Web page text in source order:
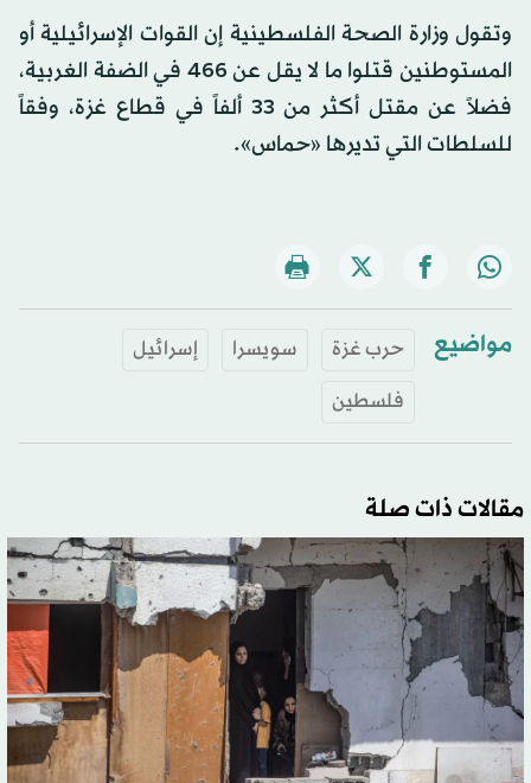
وتقول وزارة الصحة الفلسطينية إن القوات الإسرائيلية أو
المستوطنين قتلوا ما لا يقل عن 466 في الضفة الغربية،
فضلاً عن مقتل أكثر من 33 ألفاً في قطاع غزة، وفقاً
للسلطات التي تديرها «حماس».
مواضيع حرب غزة سويسرا
إسرائيل
فلسطين
مقالات ذات صلة